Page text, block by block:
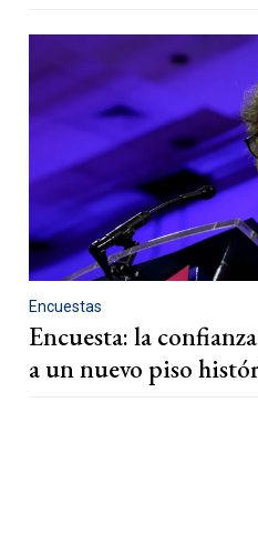
Encuestas
Encuesta: la
a un nuevo piso